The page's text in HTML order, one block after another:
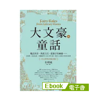
孫秀惠(2)
安澈雨안철우(2)
安納斯塔西雅．赫羅尼
上海人民出版社(4)
上海文藝出版社(4)
中國中醫藥出版社(4)